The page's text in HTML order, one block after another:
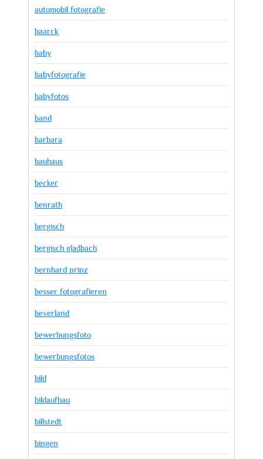
automobil fotografie
baarck
baby
babyfotografie
babyfotos
band
barbara
bauhaus
becker
benrath
bergisch
bergisch gladbach
bernhard prinz
besser fotografieren
beverland
bewerbungsfoto
bewerbungsfotos
bild
bildaufbau
billstedt
bingen